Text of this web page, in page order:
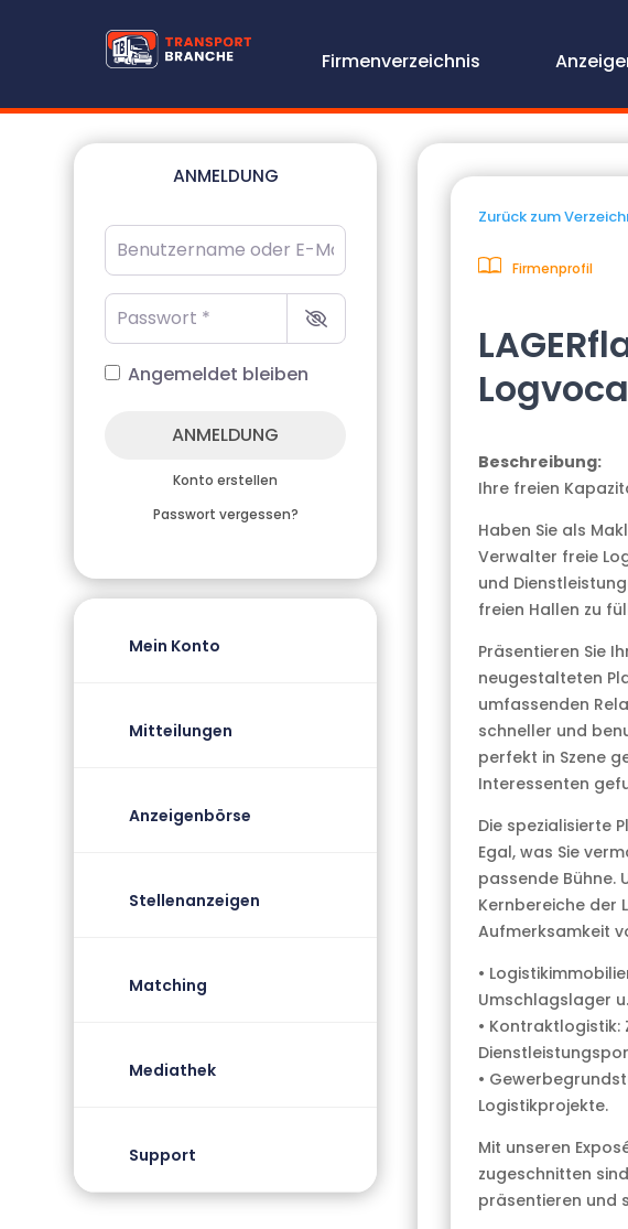
Firmenverzeichnis
ANMELDUNG
Benutzername oder E-Mail-Adresse
Passwort
Angemeldet bleiben
ANMELDUNG
Konto erstellen
Passwort vergessen?
Mein Konto
Mitteilungen
Anzeigenbörse
Stellenanzeigen
Matching
Mediathek
Support
Zurück zum
Firmenprofil
Beschreibung:
Ihre freien
Haben Sie als
Verwalter freie
und
freien Hallen zu
Präsentieren Sie
neugestalteten
umfassenden
schneller und
perfekt in Szene
Interessenten
Die spezialisierte
Egal, was Sie
passende Bühne.
Kernbereiche der
Aufmerksamkeit
•
Umschlagslager
• Kontraktlogistik:
•
Logistikprojekte.
Mit unseren
zugeschnitten
präsentieren und